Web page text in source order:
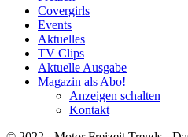
Covergirls
Events
Aktuelles
TV Clips
Aktuelle Ausgabe
Magazin als Abo!
Anzeigen schalten
Kontakt